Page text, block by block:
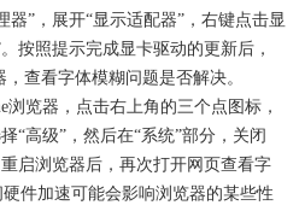
器”，展开“显示适配器”，右键点击显
按照提示完成显卡驱动的更新后，
查看字体模糊问题是否解决。
浏览器，点击右上角的三个点图标，
“高级”，然后在“系统”部分，关闭
启浏览器后，再次打开网页查看字
件加速可能会影响浏览器的某些性